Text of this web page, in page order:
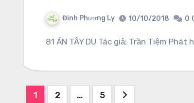
Đinh Phương Ly 10/10/2018 0
81 ÁN TÂY DU Tác giả: Trần Tiệm
Posts
1 2 … 5